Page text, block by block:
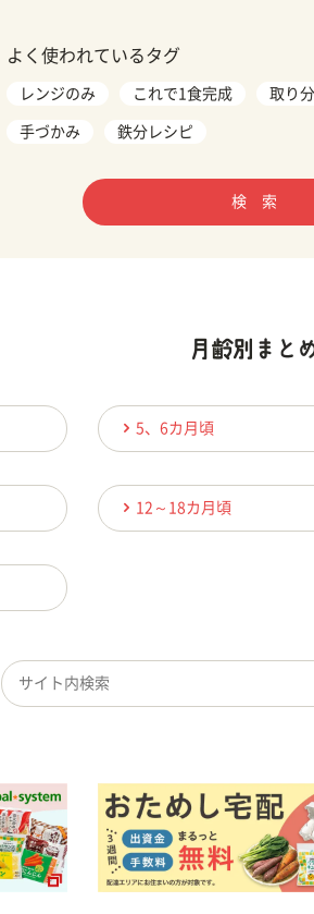
よく使われているタグ
レンジのみ これで1食完成 取り
手づかみ 鉄分レシピ
検 索
5、6カ月頃
12～18カ月頃
検索キーワード入力